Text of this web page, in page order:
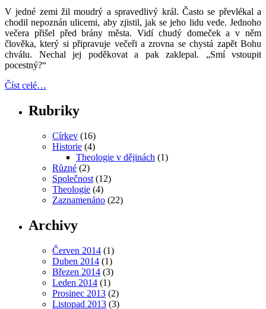
V jedné zemi žil moudrý a spravedlivý král. Často se převlékal a
chodil nepoznán ulicemi, aby zjistil, jak se jeho lidu vede. Jednoho
večera přišel před brány města. Vidí chudý domeček a v něm
člověka, který si připravuje večeři a zrovna se chystá zapět Bohu
chválu. Nechal jej poděkovat a pak zaklepal. „Smí vstoupit
pocestný?“
Číst celé…
Rubriky
Církev (16)
Historie (4)
Theologie v dějinách (1)
Různé (2)
Společnost (12)
Theologie (4)
Zaznamenáno (22)
Archivy
Červen 2014 (1)
Duben 2014 (1)
Březen 2014 (3)
Leden 2014 (1)
Prosinec 2013 (2)
Listopad 2013 (3)